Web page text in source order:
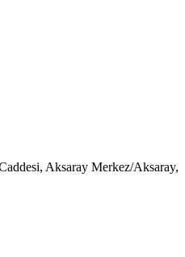
Aksaray Merkez/Aksaray,